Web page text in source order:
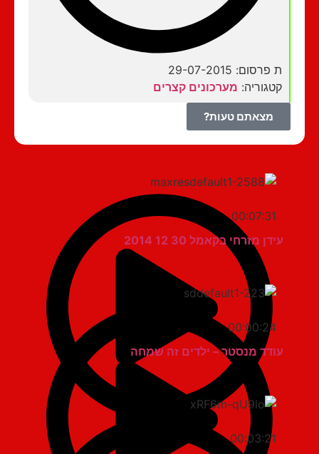
ת פרסום: 29-07-2015
קטגוריה:מערכונים קצרים
מצאתם טעות?
00:07:31
עידן מזרחי בקאמל 30 12 2014
00:00:24
עודד מנסטר – ילדים זה שמחה
00:03:21